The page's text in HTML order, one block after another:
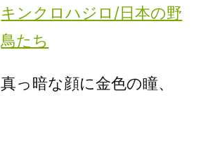
キンクロハジロ/日本の野
鳥たち
真っ暗な顔に金色の瞳、